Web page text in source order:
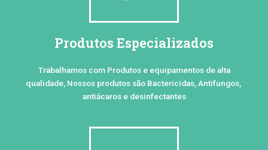
Produtos Especializados
Trabalhamos com Produtos e equipamentos de alta
qualidade, Nossos produtos são Bactericidas, Antifungos,
antiácaros e desinfectantes